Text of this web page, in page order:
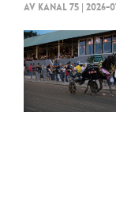
Av Kanal 75 | 2026-